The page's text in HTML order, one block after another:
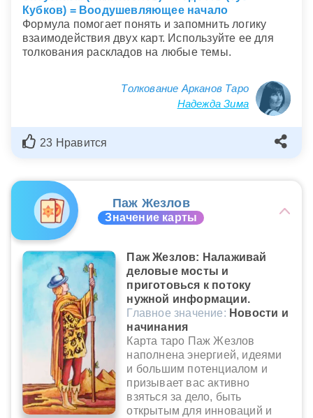
Кубков) = Воодушевляющее начало
Формула помогает понять и запомнить логику
взаимодействия двух карт. Используйте ее для
толкования раскладов на любые темы.
Толкование Арканов Таро
Надежда Зима
23 Нравится
Паж Жезлов
Значение карты
Паж Жезлов: Налаживай
деловые мосты и
приготовься к потоку
нужной информации.
Главное значение: Новости и
начинания
Карта таро Паж Жезлов
наполнена энергией, идеями
и большим потенциалом и
призывает вас активно
взяться за дело, быть
открытым для инноваций и